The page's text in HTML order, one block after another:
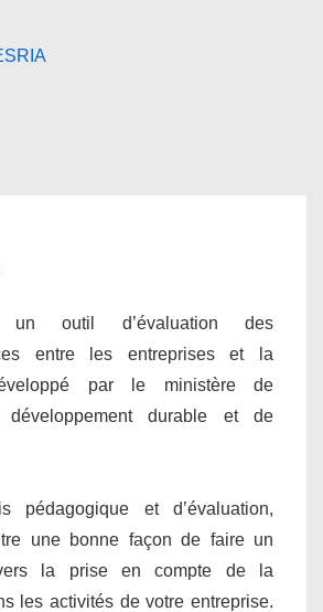
un outil d’évaluation des
entre les entreprises et la
par le ministère de
développement durable et de
et d’évaluation,
une bonne façon de faire un
la prise en compte de la
les activités de votre entreprise.